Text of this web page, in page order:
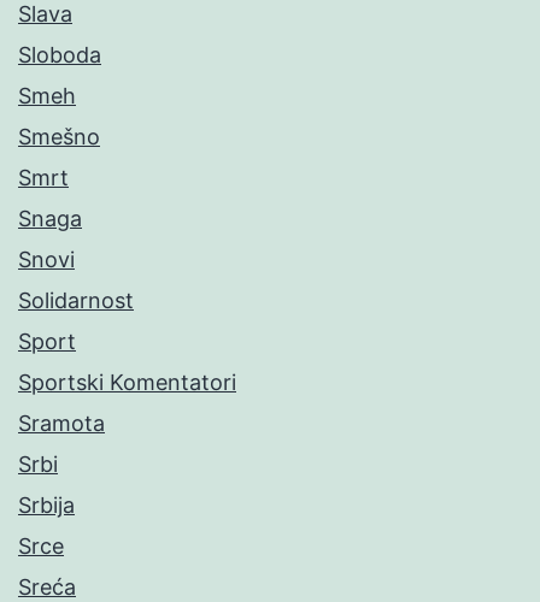
Slava
Sloboda
Smeh
Smešno
Smrt
Snaga
Snovi
Solidarnost
Sport
Sportski Komentatori
Sramota
Srbi
Srbija
Srce
Sreća